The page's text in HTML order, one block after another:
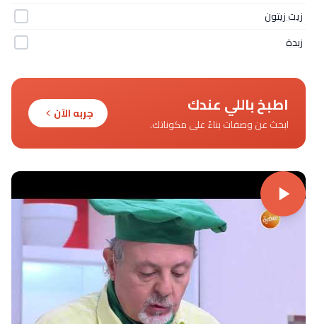
زيت زيتون
زبدة
اطبخ باللي عندك
ابحث عن وصفات بناءً على مكوناتك.
جربه الآن